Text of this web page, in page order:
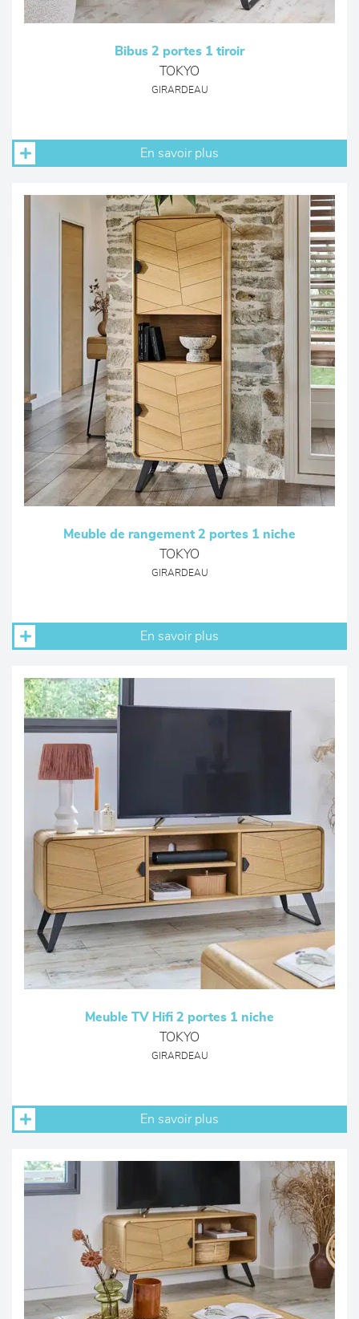
Bibus 2 portes 1 tiroir
TOKYO
GIRARDEAU
En savoir plus
Meuble de rangement 2 portes 1 niche
TOKYO
GIRARDEAU
En savoir plus
Meuble TV Hifi 2 portes 1 niche
TOKYO
GIRARDEAU
En savoir plus